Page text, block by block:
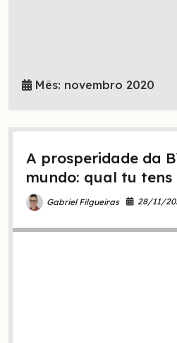
Mês: novembro 2020
A prosperidade da
mundo: qual tu tens
Gabriel Filgueiras 28/11/